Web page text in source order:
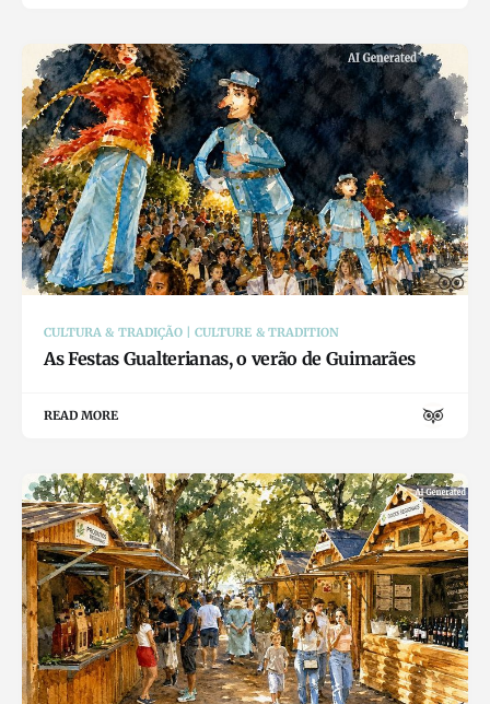
CULTURA & TRADIÇÃO | CULTURE & TRADITION
As Festas Gualterianas, o verão de Guimarães
READ MORE